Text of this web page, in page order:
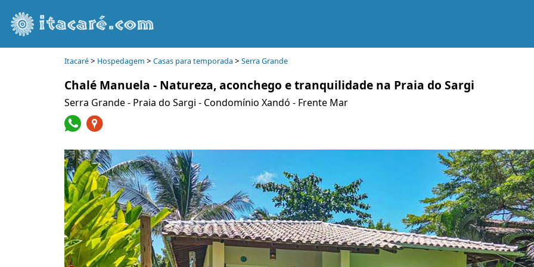
Itacaré> Hospedagem > Casas para temporada > Serra Grande
Chalé Manuela - Natureza, aconchego e tranquilidade na Praia do Sargi
Serra Grande - Praia do Sargi - Condomínio Xandó - Frente Mar